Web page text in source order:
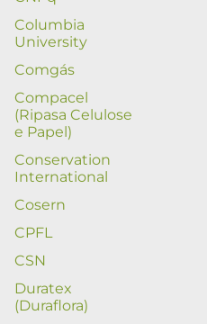
Columbia
University
Comgás
Compacel
(Ripasa Celulose
e Papel)
Conservation
International
Cosern
CPFL
CSN
Duratex
(Duraflora)